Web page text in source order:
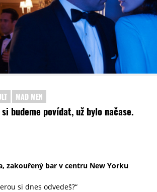
MAD MEN
si budeme povídat, už bylo načase.
zakouřený bar v centru New Yorku
si dnes odvedeš?“